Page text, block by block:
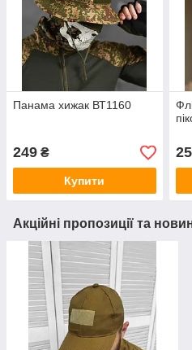
Панама хижак ВТ1160
249 ₴
Купити
Акційні пропозиції та